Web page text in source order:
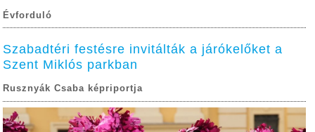
Évforduló
Szabadtéri festésre invitálták a járókelőket a
Szent Miklós parkban
Rusznyák Csaba képriportja